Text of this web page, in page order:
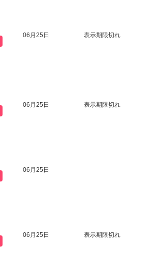
06月25日 表示期限切れ
06月25日 表示期限切れ
06月25日
06月25日 表示期限切れ